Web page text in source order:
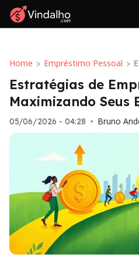
Home > Empréstimo Pessoal >
Estratégias de
Maximizando Seus
05/06/2026 - 04:28 • Bruno